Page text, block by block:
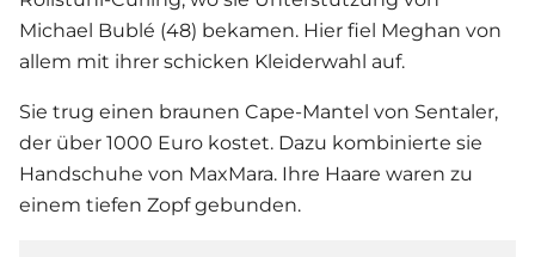
Michael Bublé (48) bekamen. Hier fiel Meghan von
allem mit ihrer schicken Kleiderwahl auf.
Sie trug einen braunen Cape-Mantel von Sentaler,
der über 1000 Euro kostet. Dazu kombinierte sie
Handschuhe von MaxMara. Ihre Haare waren zu
einem tiefen Zopf gebunden.